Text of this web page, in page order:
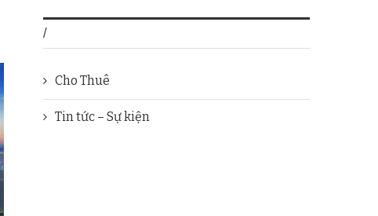
/
Cho Thuê
Tin tức – Sự kiện